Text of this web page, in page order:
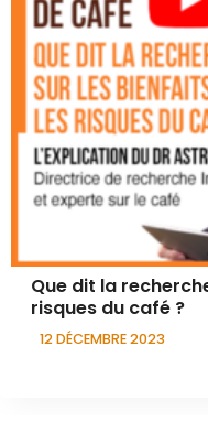
Que dit la
risques du café ?
12 DÉCEMBRE 2023